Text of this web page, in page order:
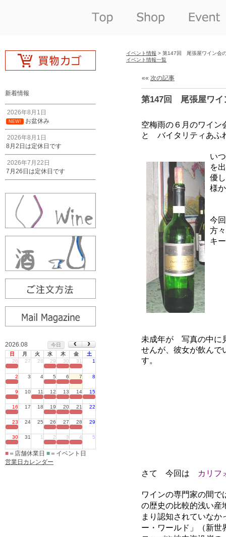
新着情報
2026年8月1日
NEW! お盆休み
2026年8月1日
8月2日は定休日です
2026年7月22日
7月26日は定休日です
2026.08
今日
日
月 火 水 木 金
土
26
27 28 29 30 31 1
2 3 4 5 6 7 8
9 10 11 12 13 14 15
16 17 18 19 20 21 22
23 24 25 26 27 28 29
30 31 1 2 3 4 5
■ ＝店舗休業日 ■ ＝イベント日
営業日カレンダー
イベント情報 > 第147回 尾張屋ワイン会
イベント情報一覧
«« 次の記事
第147回 尾張屋ワイ